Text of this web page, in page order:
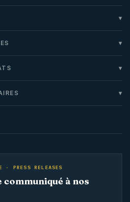
· PRESS RELEASES
à nos